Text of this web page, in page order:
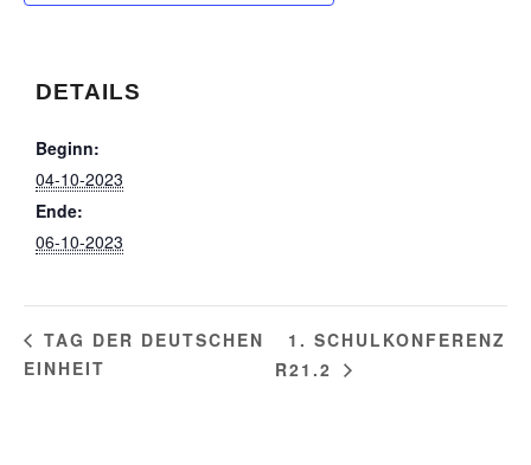
DETAILS
Beginn:
04-10-2023
Ende:
06-10-2023
TAG DER DEUTSCHEN
EINHEIT
1. SCHULKONFERENZ
R21.2